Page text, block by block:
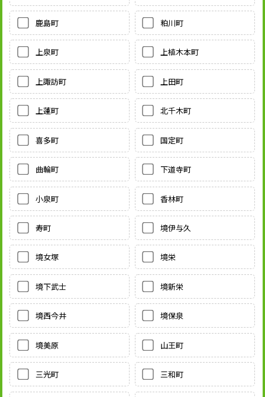
鹿島町 粕川町
上泉町 上植木本町
上諏訪町 上田町
上蓮町 北千木町
喜多町 国定町
曲輪町 下道寺町
小泉町 香林町
寿町 境伊与久
境女塚 境栄
境下武士 境新栄
境西今井 境保泉
境美原 山王町
三光町 三和町